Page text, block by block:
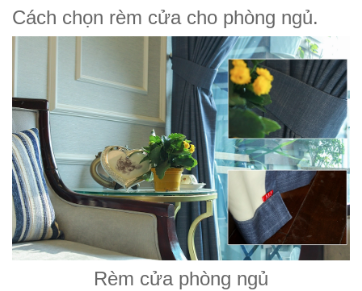
Cách chọn rèm cửa cho phòng ngủ.
Rèm cửa phòng ngủ